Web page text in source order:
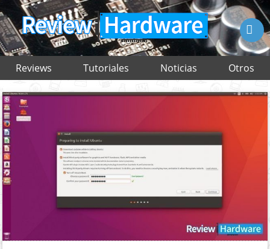
Reviews Tutoriales Noticias Otros
